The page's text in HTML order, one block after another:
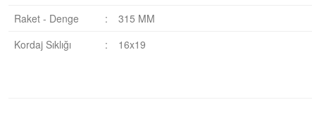
Raket - Denge :
315 MM
Kordaj Sıklığı
: 16x19